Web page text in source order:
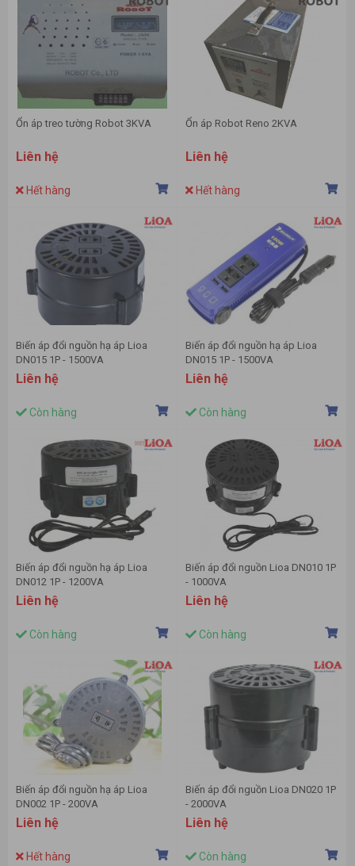
Ổn áp treo tường Robot 3KVA
Liên hệ
Hết hàng
Ổn áp Robot Reno 2KVA
Liên hệ
Hết hàng
Biến áp đổi nguồn hạ áp Lioa
DN015 1P - 1500VA
Liên hệ
Còn hàng
Biến áp đổi nguồn hạ áp Lioa
DN015 1P - 1500VA
Liên hệ
Còn hàng
Biến áp đổi nguồn hạ áp Lioa
DN012 1P - 1200VA
Liên hệ
Còn hàng
Biến áp đổi nguồn Lioa DN010 1P
- 1000VA
Liên hệ
Còn hàng
Biến áp đổi nguồn hạ áp Lioa
DN002 1P - 200VA
Liên hệ
Hết hàng
Biến áp đổi nguồn Lioa DN020 1P
- 2000VA
Liên hệ
Còn hàng